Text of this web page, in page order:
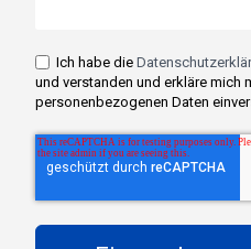
Ich habe die
und verstanden und erkläre mich
personenbezogenen Daten